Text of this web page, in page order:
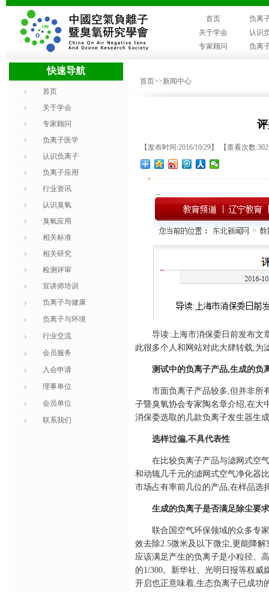
首页
负离
关于学会
认识
专家顾问
负离
快速导航
首页
关于学会
专家顾问
负离子医学
认识负离子
负离子应用
行业资讯
认识臭氧
臭氧应用
相关标准
相关研究
检测评审
宣讲师培训
负离子与健康
负离子与环境
行业交流
会员服务
入会申请
理事单位
会员单位
联系我们
首页>>新闻中心
【发布时间:2016/10/29】 【查看次数
+
导读:上海市消保委日前发布文
此很多个人和网站对此大肆转载,为
测试中的负离子产品,生成的负
市面负离子产品较多,但并非所
子暨臭氧协会专家陶名章介绍,在大
消保委选取的几款负离子发生器生
选样过偏,不具代表性
在比较负离子产品与滤网式空
和动辄几千元的滤网式空气净化器
市场占有率前几位的产品,在样品选
生成的负离子是否满足除尘要
联合国空气环保领域的众多专
效去除2.5微米及以下微尘,更能降
应该满足产生的负离子是小粒径、
的1/300。新华社、光明日报等权
开启也正意味着,生态负离子已成功